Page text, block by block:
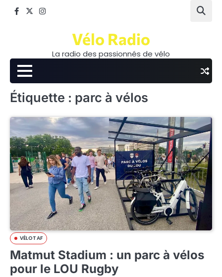
Facebook
TwitterInstagram
Vélo Radio
La radio des passionnés de vélo
Étiquette : parc à vélos
VÉLOTAF
Matmut Stadium : un parc à vélos
pour le LOU Rugby